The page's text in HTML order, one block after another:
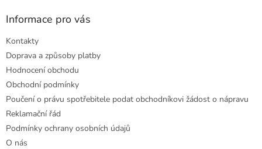
Informace pro vás
Kontakty
Doprava a způsoby platby
Hodnocení obchodu
Obchodní podmínky
Poučení o právu spotřebitele podat obchodníkovi žádost o nápravu
Reklamační řád
Podmínky ochrany osobních údajů
O nás